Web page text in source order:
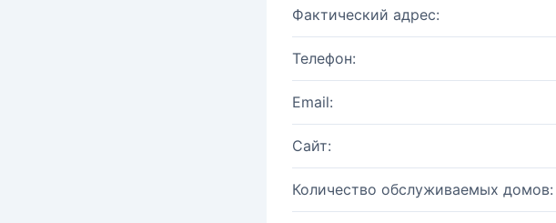
Фактический адрес:
Телефон:
Email:
Сайт:
Количество обслуживаемых домов: